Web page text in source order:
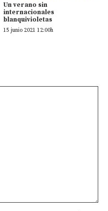
Un verano sin
internacionales
blanquivioletas
15 junio 2021 12:00h